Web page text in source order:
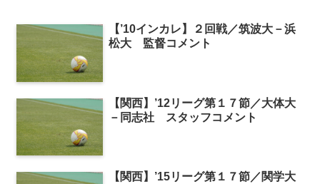
【’10インカレ】２回戦／筑波大－浜
松大 監督コメント
【関西】’12リーグ第１７節／大体大
－同志社 スタッフコメント
【関西】’15リーグ第１７節／関学大